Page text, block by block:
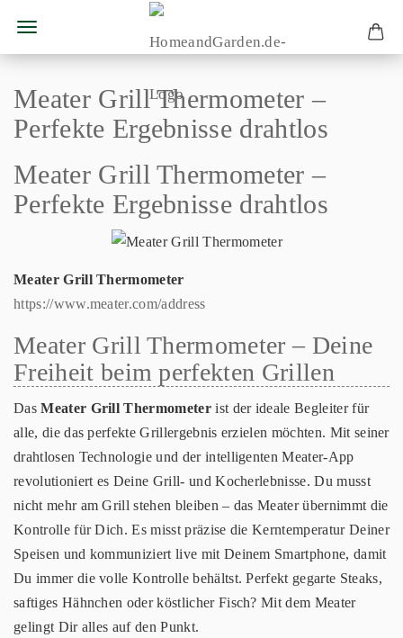
Meater Grill Thermometer –
Perfekte Ergebnisse drahtlos
Meater Grill Thermometer –
Perfekte Ergebnisse drahtlos
Meater Grill Thermometer
https://www.meater.com/address
Meater Grill Thermometer – Deine
Freiheit beim perfekten Grillen
DasMeater Grill Thermometerist der ideale Begleiter für
alle, die das perfekte Grillergebnis erzielen möchten. Mit seiner
drahtlosen Technologie und der intelligenten Meater-App
revolutioniert es Deine Grill- und Kocherlebnisse. Du musst
nicht mehr am Grill stehen bleiben – das Meater übernimmt die
Kontrolle für Dich. Es misst präzise die Kerntemperatur Deiner
Speisen und kommuniziert live mit Deinem Smartphone, damit
Du immer die volle Kontrolle behältst. Perfekt gegarte Steaks,
saftiges Hähnchen oder köstlicher Fisch? Mit dem Meater
gelingt Dir alles auf den Punkt.